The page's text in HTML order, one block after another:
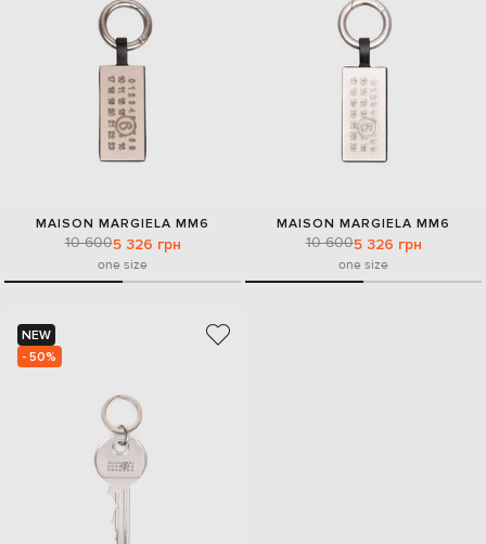
MAISON MARGIELA MM6
10 6005 326 грн
one size
MAISON MARGIELA MM6
10 6005 326 грн
one size
NEW
- 50%